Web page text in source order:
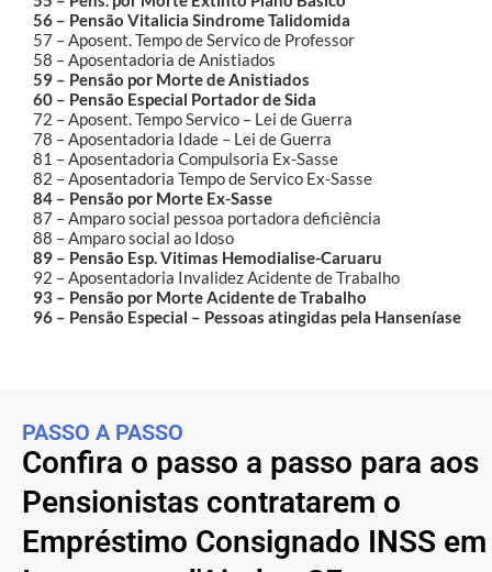
56 – Pensão Vitalicia Sindrome Talidomida
57 – Aposent. Tempo de Servico de Professor
58 – Aposentadoria de Anistiados
59 – Pensão por Morte de Anistiados
60 – Pensão Especial Portador de Sida
72 – Aposent. Tempo Servico – Lei de Guerra
78 – Aposentadoria Idade – Lei de Guerra
81 – Aposentadoria Compulsoria Ex-Sasse
82 – Aposentadoria Tempo de Servico Ex-Sasse
84 – Pensão por Morte Ex-Sasse
87 – Amparo social pessoa portadora deficiência
88 – Amparo social ao Idoso
89 – Pensão Esp. Vitimas Hemodialise-Caruaru
92 – Aposentadoria Invalidez Acidente de Trabalho
93 – Pensão por Morte Acidente de Trabalho
96 – Pensão Especial – Pessoas atingidas pela Hanseníase
PASSO A PASSO
Confira o passo a passo para aos
Pensionistas contratarem o
Empréstimo Consignado INSS em